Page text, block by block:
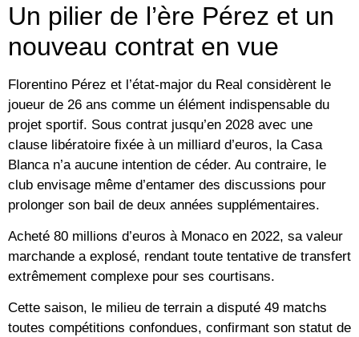
Un pilier de l’ère Pérez et un
nouveau contrat en vue
Florentino Pérez et l’état-major du Real considèrent le
joueur de 26 ans comme un élément indispensable du
projet sportif. Sous contrat jusqu’en 2028 avec une
clause libératoire fixée à un milliard d’euros, la Casa
Blanca n’a aucune intention de céder. Au contraire, le
club envisage même d’entamer des discussions pour
prolonger son bail de deux années supplémentaires.
Acheté 80 millions d’euros à Monaco en 2022, sa valeur
marchande a explosé, rendant toute tentative de transfert
extrêmement complexe pour ses courtisans.
Cette saison, le milieu de terrain a disputé 49 matchs
toutes compétitions confondues, confirmant son statut de